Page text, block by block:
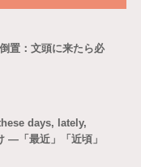
置：文頭に来たら必
days, lately,
―「最近」「近頃」